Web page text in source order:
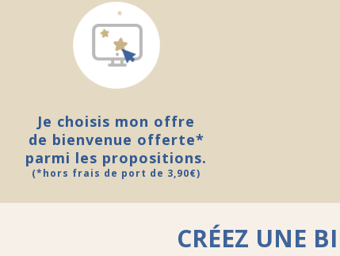
Je choisis mon offre
de bienvenue offerte*
parmi les propositions.
(*hors frais de port de 3,90€)
CRÉEZ UNE